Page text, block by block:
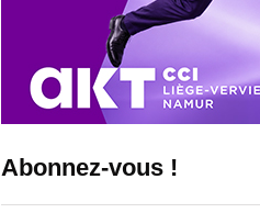
Abonnez-vous !